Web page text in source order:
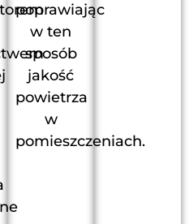
poprawiając
w ten
sposób
jakość
powietrza
w
pomieszczeniach.